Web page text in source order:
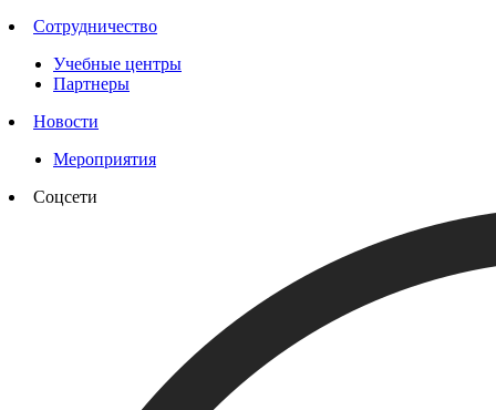
Сотрудничество
Учебные центры
Партнеры
Новости
Мероприятия
Соцсети